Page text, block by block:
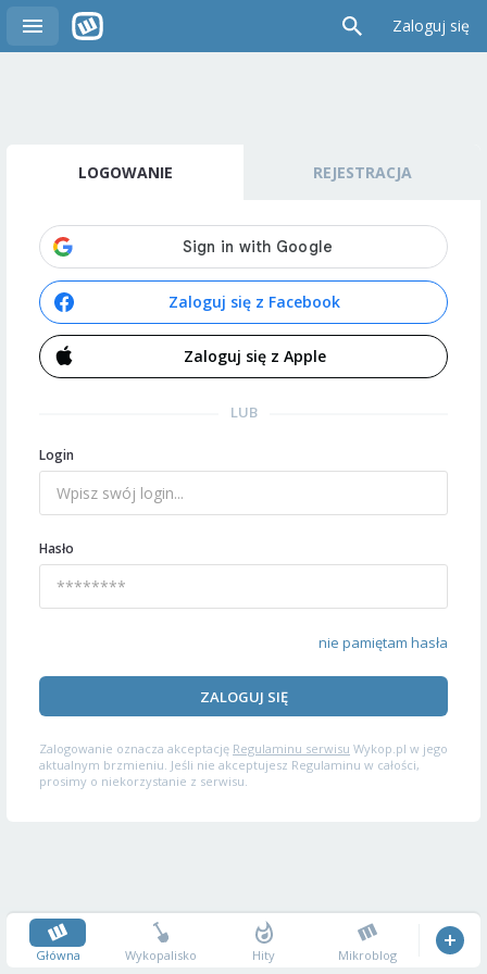
Zaloguj się
LOGOWANIE REJESTRACJA
Zaloguj się z Facebook
Zaloguj się z Apple
LUB
Login
Hasło
nie pamiętam hasła
ZALOGUJ SIĘ
Zalogowanie oznacza akceptację Regulaminu serwisu Wykop.pl w jego
aktualnym brzmieniu. Jeśli nie akceptujesz Regulaminu w całości,
prosimy o niekorzystanie z serwisu.
Główna Wykopalisko Hity Mikroblog